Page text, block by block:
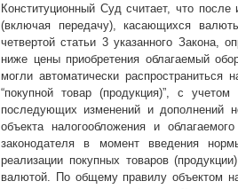
Конституционный Суд считает, что
(включая передачу), касающихся
четвертой статьи 3 указанного Закона,
ниже цены приобретения облагаемый
могли автоматически
“покупной товар (продукция)”, с
последующих изменений и дополнений
объекта налогообложения и
законодателя в момент введения
реализации покупных товаров
валютой. По общему правилу объектом